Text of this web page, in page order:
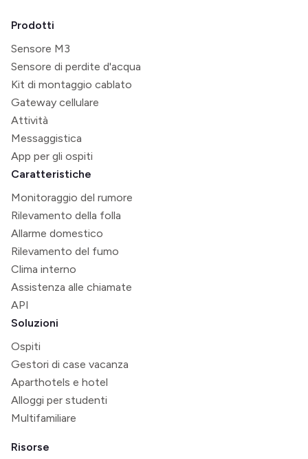
Prodotti
Sensore M3
Sensore di perdite d'acqua
Kit di montaggio cablato
Gateway cellulare
Attività
Messaggistica
App per gli ospiti
Caratteristiche
Monitoraggio del rumore
Rilevamento della folla
Allarme domestico
Rilevamento del fumo
Clima interno
Assistenza alle chiamate
API
Soluzioni
Ospiti
Gestori di case vacanza
Aparthotels e hotel
Alloggi per studenti
Multifamiliare
Risorse